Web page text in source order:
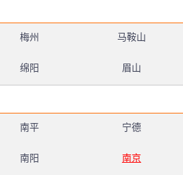
梅州 马鞍山
绵阳 眉山
南平 宁德
南阳 南京